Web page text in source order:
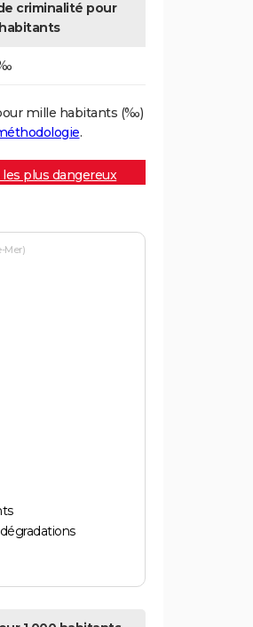
criminalité pour
‰
mille habitants (‰)
.
plus dangereux
Mer)